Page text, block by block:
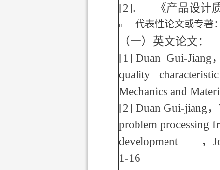
[2].
《产品设计
n 代表性论文或专著
（一）英文论文：
[1] Duan Gui-Jiang
quality
Mechanics and
[2] Duan Gui-jiang ，
problem processing
development
，
1-16